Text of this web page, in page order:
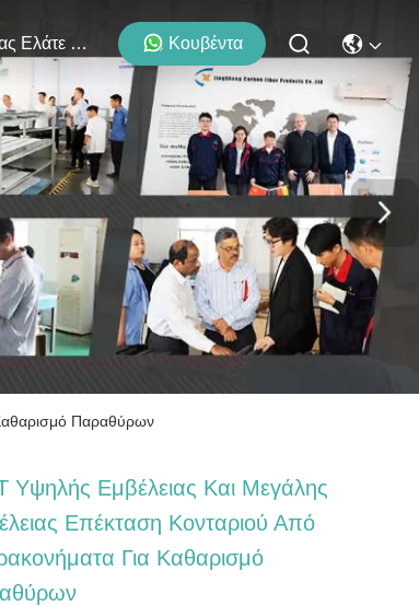
Μας Ελάτε Σε Επαφή Με Κουβέντα
Παραθύρων
Υψηλής Εμβέλειας Και Μεγάλης
Επέκταση Κονταριού Από
Για Καθαρισμό